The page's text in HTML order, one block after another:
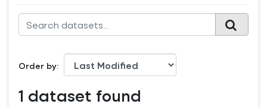
Order by
1 dataset found